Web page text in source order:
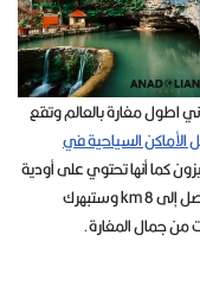
اطول مغارة بالعالم وتقع
الأماكن السياحية في
كما أنها تحتوي على أودية
و بركات مائية تتميز بجمال خلاب كما أن عمق الممرات يصل إلى 8 km وستبهرك
من جمال المغارة.